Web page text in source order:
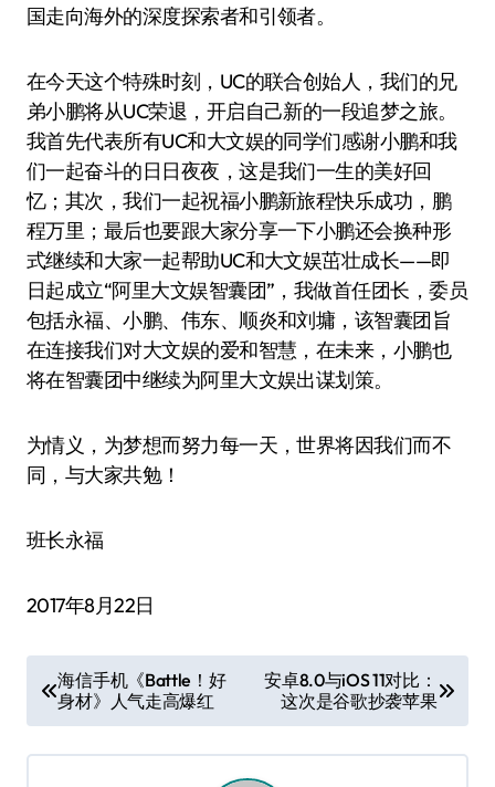
国走向海外的深度探索者和引领者。
在今天这个特殊时刻，UC的联合创始人，我们的兄
弟小鹏将从UC荣退，开启自己新的一段追梦之旅。
我首先代表所有UC和大文娱的同学们感谢小鹏和我
们一起奋斗的日日夜夜，这是我们一生的美好回
忆；其次，我们一起祝福小鹏新旅程快乐成功，鹏
程万里；最后也要跟大家分享一下小鹏还会换种形
式继续和大家一起帮助UC和大文娱茁壮成长——即
日起成立“阿里大文娱智囊团”，我做首任团长，委员
包括永福、小鹏、伟东、顺炎和刘墉，该智囊团旨
在连接我们对大文娱的爱和智慧，在未来，小鹏也
将在智囊团中继续为阿里大文娱出谋划策。
为情义，为梦想而努力每一天，世界将因我们而不
同，与大家共勉！
班长永福
2017年8月22日
章
导
海信手机《Battle！好
身材》人气走高爆红
安卓8.0与iOS 11对比：
这次是谷歌抄袭苹果